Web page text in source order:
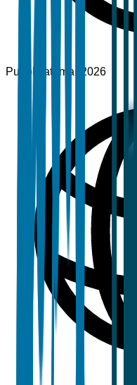
Pubblicato mar 2026